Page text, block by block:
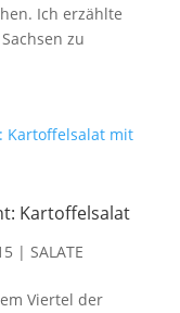
Ich erzählte
zu
Kartoffelsalat
| SALATE
Viertel der